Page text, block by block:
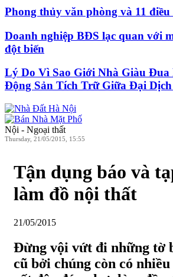
Phong thủy văn phòng và 11 điều
Doanh nghiệp BĐS lạc quan với
đột biến
Lý Do Vì Sao Giới Nhà Giàu Đua
Động Sản Tích Trữ Giữa Đại
Nội - Ngoại thất
Thursday, 21/05/2015, 15:55
Tận dụng báo và
làm đồ nội thất
21/05/2015
Đừng vội vứt đi những tờ
cũ bởi chúng còn có